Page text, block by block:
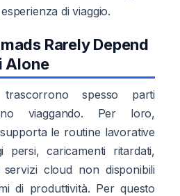
di viaggio.
Rarely Depend
Alone
spesso parti
viaggando. Per loro,
le routine lavorative
persi, caricamenti ritardati,
cloud non disponibili
di produttività. Per questo